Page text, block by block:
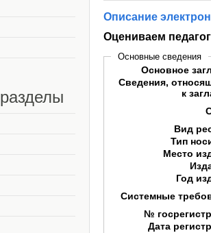
Описание
Оцениваем
Основные сведения
Основное
Сведения,
к
Вид
Тип
Место
Год
Системные
№
Дата
разделы